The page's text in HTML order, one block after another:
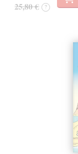
25,80 € ?